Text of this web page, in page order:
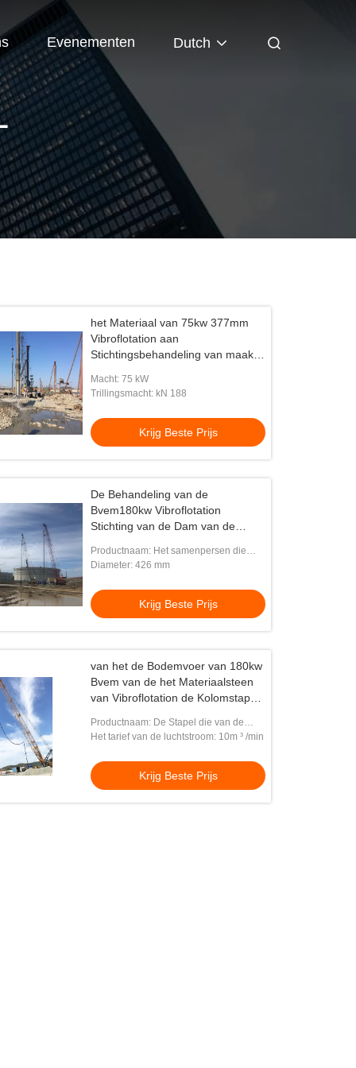
Evenementen Dutch
het Materiaal van 75kw 377mm
Vibroflotation aan
Stichtingsbehandeling van maakt
Macht: 75 kW
Trillingsmacht: kN 188
Krijg Beste Prijs
De Behandeling van de
Bvem180kw Vibroflotation
Stichting van de Dam van de
Productnaam: Het samenpersen die
Drijfmachine opstapelen
Diameter: 426 mm
Krijg Beste Prijs
van het de Bodemvoer van 180kw
Bvem van de het Materiaalsteen
van Vibroflotation de Kolomstapel
Productnaam: De Stapel die van de
steenkolom Machine maken
Het tarief van de luchtstroom: 10m ³ /min
Krijg Beste Prijs